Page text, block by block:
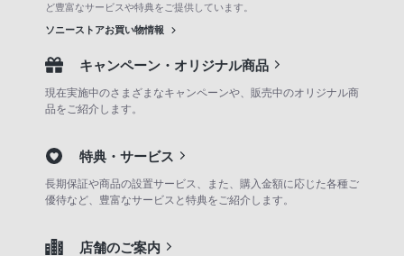
ど豊富なサービスや特典をご提供しています。
ソニーストアお買い物情報
キャンペーン・オリジナル商品
現在実施中のさまざまなキャンペーンや、販売中のオリジナル商
品をご紹介します。
特典・サービス
長期保証や商品の設置サービス、また、購入金額に応じた各種ご
優待など、豊富なサービスと特典をご紹介します。
店舗のご案内